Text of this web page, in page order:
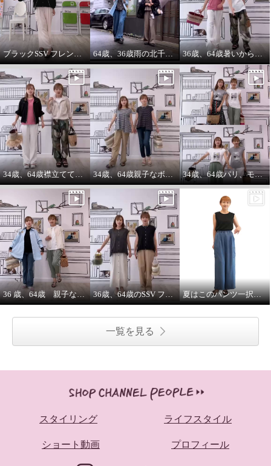
ブラックSSV フレンチシャツにブラックブルゾン so cool! 64歳、36歳雨の北千住迷路散歩 36歳、64歳暑いから ノースリーブ必須‼️暑いから腕は出す‼️
34歳、64歳襟立ててブルゾンを着る えっ？襟立てない？ 34歳、64歳親子なボーダーコーデstyle^_^ 34歳、64歳パリ、モンマルトルの階段プリントカットソーを着る。
36 歳、64歳 親子な年齢差コーデ 36歳、64歳のSSV フレンチスリーブシャツはジレにもなります。 夏はこのパンツ一択！65㌢丈 インディゴデニムかっこいいら🤭
一覧を見る
スタイリング ライフスタイル
ショート動画 プロフィール